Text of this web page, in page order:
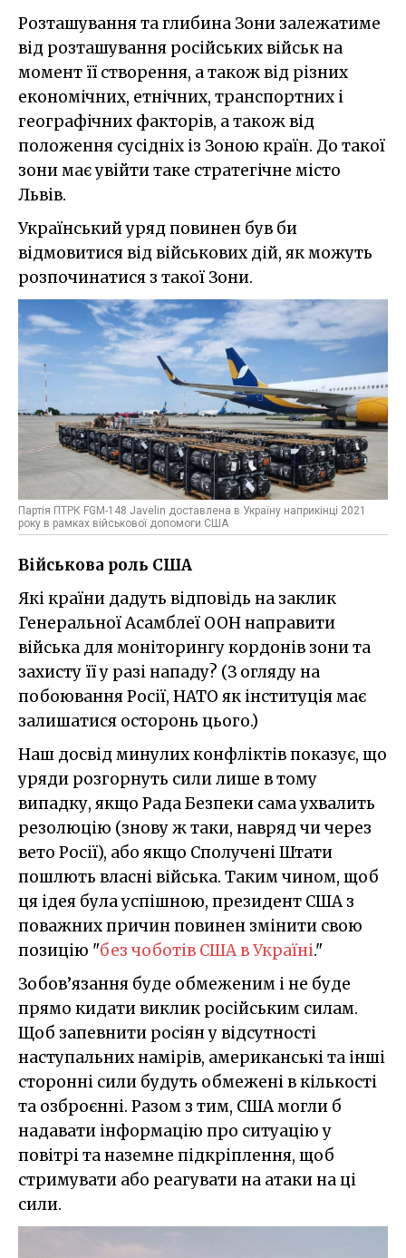
Розташування та глибина Зони залежатиме
від розташування російських військ на
момент її створення, а також від різних
економічних, етнічних, транспортних і
географічних факторів, а також від
положення сусідніх із Зоною країн. До такої
зони має увійти таке стратегічне місто
Львів.
Український уряд повинен був би
відмовитися від військових дій, як можуть
розпочинатися з такої Зони.
Партія ПТРК FGM-148 Javelin доставлена в Україну наприкінці 2021
року в рамках військової допомоги США
Військова роль США
Які країни дадуть відповідь на заклик
Генеральної Асамблеї ООН направити
війська для моніторингу кордонів зони та
захисту її у разі нападу? (З огляду на
побоювання Росії, НАТО як інституція має
залишатися осторонь цього.)
Наш досвід минулих конфліктів показує, що
уряди розгорнуть сили лише в тому
випадку, якщо Рада Безпеки сама ухвалить
резолюцію (знову ж таки, навряд чи через
вето Росії), або якщо Сполучені Штати
пошлють власні війська. Таким чином, щоб
ця ідея була успішною, президент США з
поважних причин повинен змінити свою
позицію "без чоботів США в Україні."
Зобов’язання буде обмеженим і не буде
прямо кидати виклик російським силам.
Щоб запевнити росіян у відсутності
наступальних намірів, американські та інші
сторонні сили будуть обмежені в кількості
та озброєнні. Разом з тим, США могли б
надавати інформацію про ситуацію у
повітрі та наземне підкріплення, щоб
стримувати або реагувати на атаки на ці
сили.